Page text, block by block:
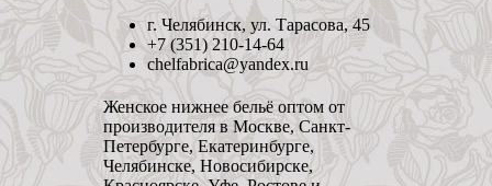
г. Челябинск, ул. Тарасова, 45
+7 (351) 210-14-64
chelfabrica@yandex.ru
Женское нижнее бельё оптом от
производителя в Москве, Санкт-
Петербурге, Екатеринбурге,
Челябинске, Новосибирске,